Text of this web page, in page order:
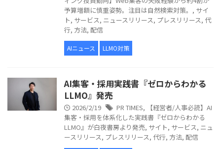
予算増額に慎重姿勢。注目は自然検索対策。 , サイ
ト, サービス, ニュースリリース, プレスリリース, 代
行, 方法, 配信
AIニュース LLMO対策
AI集客・採用実践書『ゼロからわかる
LLMO』発売
2026/2/19 PR TIMES,
【経営者/人事必読】AI
集客・採用を体系化した実践書『ゼロからわかる
LLMO』が白夜書房より発売, サイト, サービス, ニュ
ースリリース, プレスリリース, 代行, 方法, 配信